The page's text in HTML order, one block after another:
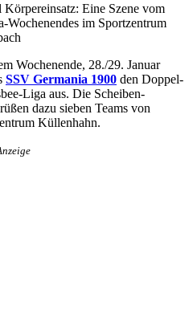
Eine Szene vom
Wochenendes im Sportzentrum
Wochenende, 28./29. Januar
SSV Germania 1900 den Doppel-
Liga aus. Die Scheiben-
dazu sieben Teams von
Küllenhahn.